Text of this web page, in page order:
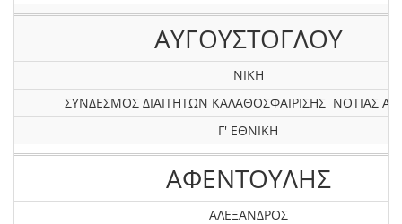
ΑΥΓΟΥΣΤΟΓΛΟΥ
ΝΙΚΗ
ΣΥΝΔΕΣΜΟΣ ΔΙΑΙΤΗΤΩΝ ΚΑΛΑΘΟΣΦΑΙΡΙΣΗΣ ΝΟΤΙΑΣ
Γ' ΕΘΝΙΚΗ
ΑΦΕΝΤΟΥΛΗΣ
ΑΛΕΞΑΝΔΡΟΣ